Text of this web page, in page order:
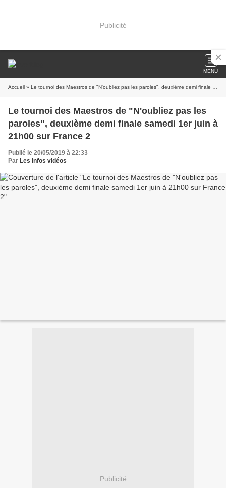
Publicité
MENU
Accueil » Le tournoi des Maestros de "N'oubliez pas les paroles", deuxième demi finale samedi 1er juin à 21h00 sur France 2
Le tournoi des Maestros de "N'oubliez pas les
paroles", deuxième demi finale samedi 1er juin à
21h00 sur France 2
Publié le 20/05/2019 à 22:33
Par Les infos vidéos
Publicité